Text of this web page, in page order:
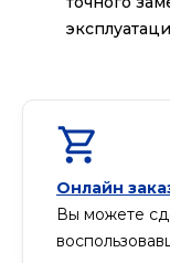
Онлайн
Вы можете